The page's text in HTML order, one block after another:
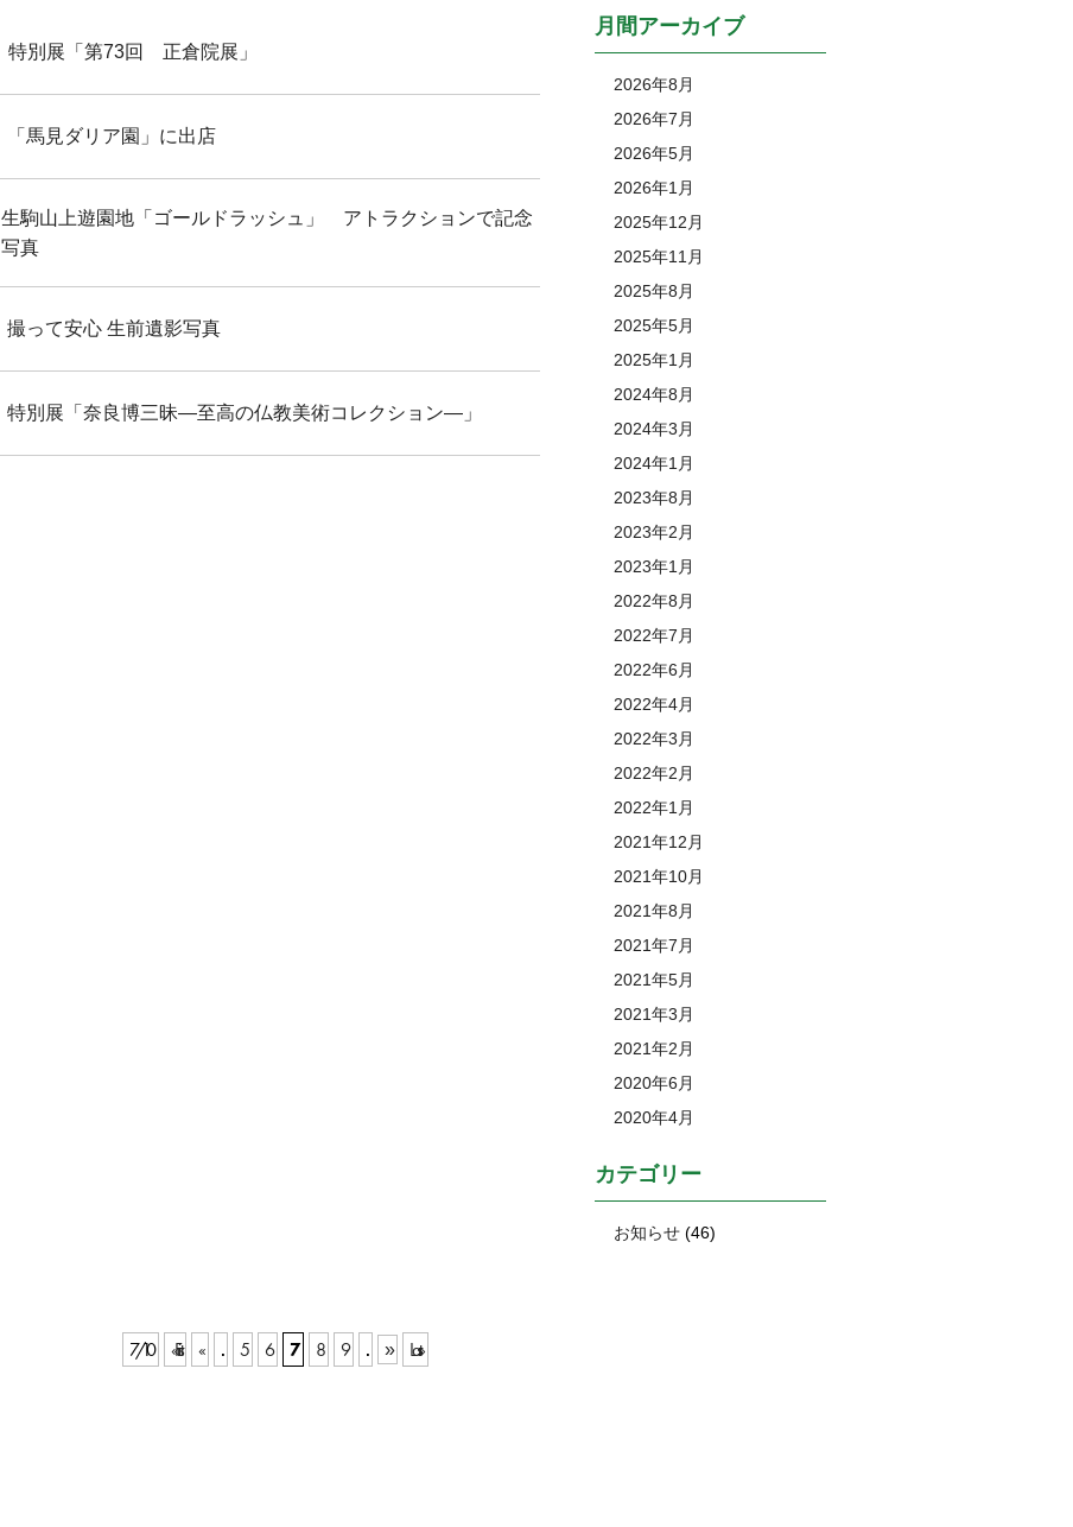
特別展「第73回 正倉院展」
「馬見ダリア園」に出店
生駒山上遊園地「ゴールドラッシュ」 アトラクションで記念
写真
撮って安心 生前遺影写真
特別展「奈良博三昧―至高の仏教美術コレクション―」
月間アーカイブ
2026年8月
2026年7月
2026年5月
2026年1月
2025年12月
2025年11月
2025年8月
2025年5月
2025年1月
2024年8月
2024年3月
2024年1月
2023年8月
2023年2月
2023年1月
2022年8月
2022年7月
2022年6月
2022年4月
2022年3月
2022年2月
2022年1月
2021年12月
2021年10月
2021年8月
2021年7月
2021年5月
2021年3月
2021年2月
2020年6月
2020年4月
カテゴリー
お知らせ(46)
7 / 10 « First « 5 6 7 8 9 » Last »